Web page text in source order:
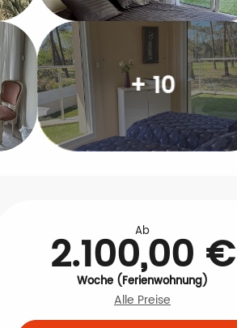
+ 10
Ab
2.100,00 €
Woche (Ferienwohnung)
Alle Preise